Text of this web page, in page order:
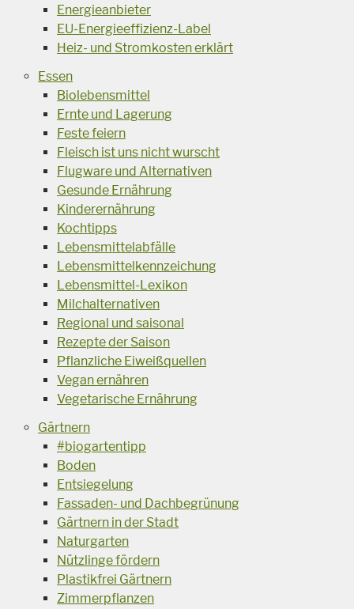
Energieanbieter
EU-Energieeffizienz-Label
Heiz- und Stromkosten erklärt
Essen
Biolebensmittel
Ernte und Lagerung
Feste feiern
Fleisch ist uns nicht wurscht
Flugware und Alternativen
Gesunde Ernährung
Kinderernährung
Kochtipps
Lebensmittelabfälle
Lebensmittelkennzeichung
Lebensmittel-Lexikon
Milchalternativen
Regional und saisonal
Rezepte der Saison
Pflanzliche Eiweißquellen
Vegan ernähren
Vegetarische Ernährung
Gärtnern
#biogartentipp
Boden
Entsiegelung
Fassaden- und Dachbegrünung
Gärtnern in der Stadt
Naturgarten
Nützlinge fördern
Plastikfrei Gärtnern
Zimmerpflanzen